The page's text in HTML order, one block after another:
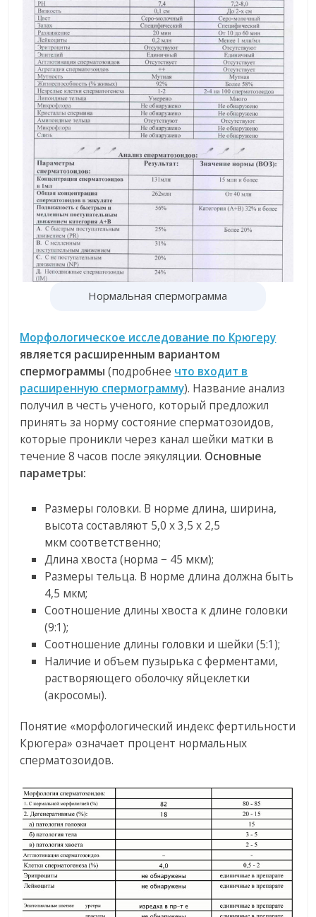
Нормальная спермограмма
Морфологическое исследование по Крюгеру
является расширенным вариантом
спермограммы (подробнее что входит в
расширенную спермограмму). Название анализ
получил в честь ученого, который предложил
принять за норму состояние сперматозоидов,
которые проникли через канал шейки матки в
течение 8 часов после эякуляции. Основные
параметры:
Размеры головки. В норме длина, ширина,
высота составляют 5,0 х 3,5 х 2,5
мкм соответственно;
Длина хвоста (норма − 45 мкм);
Размеры тельца. В норме длина должна быть
4,5 мкм;
Соотношение длины хвоста к длине головки
(9:1);
Соотношение длины головки и шейки (5:1);
Наличие и объем пузырька с ферментами,
растворяющего оболочку яйцеклетки
(акросомы).
Понятие «морфологический индекс фертильности
Крюгера» означает процент нормальных
сперматозоидов.